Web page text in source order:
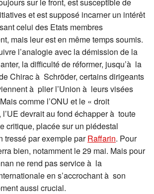
et est supposé incarner un intérêt
celui des Etats membres
mais leur est en même temps soumis.
l’analogie avec la démission de la
la difficulté de réformer, jusqu’à la
Chirac à Schröder, certains dirigeants
à plier l’Union à leurs visées
comme l’ONU et le « droit
devrait au fond échapper à toute
critique, placée sur un piédestal
tressé par exemple parRaffarin. Pour
bien, notamment le 29 mai. Mais pour
ne rend pas service à la
en s’accrochant à son
aussi crucial.